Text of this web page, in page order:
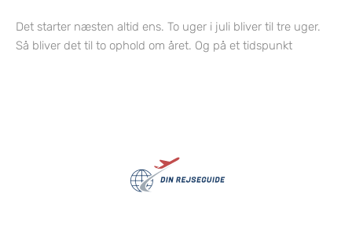
Det starter næsten altid ens. To uger i juli bliver til tre uger.
Så bliver det til to ophold om året. Og på et tidspunkt